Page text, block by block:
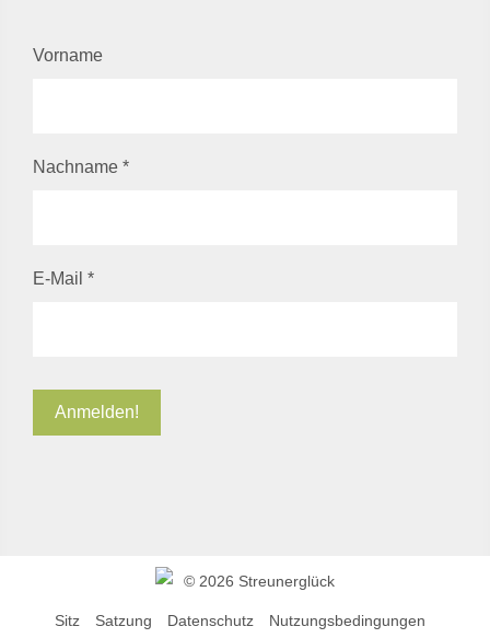
Vorname
Nachname *
E-Mail *
© 2026 Streunerglück
Sitz Satzung Datenschutz Nutzungsbedingungen